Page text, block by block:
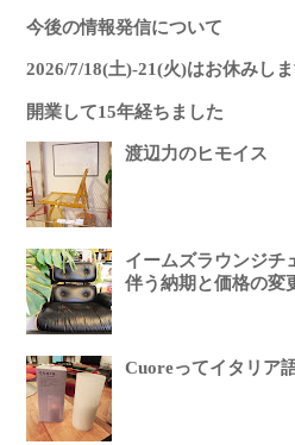
今後の情報発信について
2026/7/18(土)-21(火)はお休みし
開業して15年経ちました
渡辺力のヒモイス
イームズラウンジチ
伴う納期と価格の変
Cuoreってイタリア